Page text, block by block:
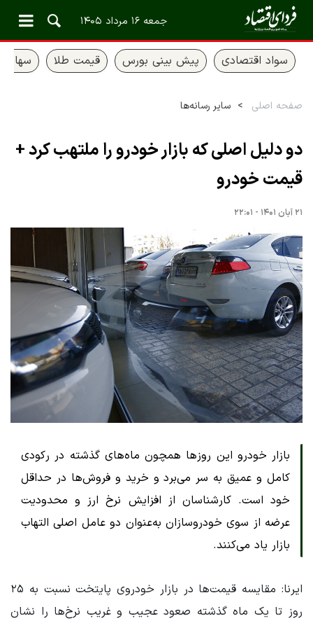
جمعه ۱۶ مرداد ۱۴۰۵
سواد اقتصادی پیش بینی بورس قیمت طلا سهام
صفحه اصلی سایر رسانه‌ها
دو دلیل اصلی که بازار خودرو را ملتهب کرد +
قیمت خودرو
۲۱ آبان ۱۴۰۱ - ۲۲:۰۱
بازار خودرو این روزها همچون ماه‌های گذشته در رکودی
کامل و عمیق به سر می‌برد و خرید و فروش‌ها در حداقل
خود است. کارشناسان از افزایش نرخ ارز و محدودیت
عرضه از سوی خودروسازان به‌عنوان دو عامل اصلی التهاب
بازار یاد می‌کنند.
ایرنا: مقایسه قیمت‌ها در بازار خودروی پایتخت نسبت به ۲۵
روز تا یک ماه گذشته صعود عجیب و غریب نرخ‌ها را نشان